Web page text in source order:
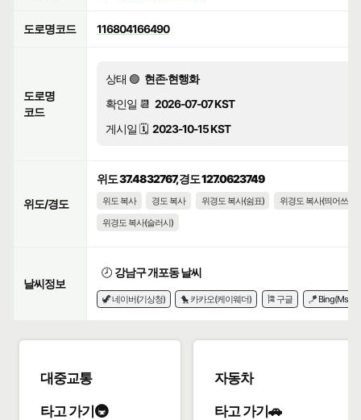
도로명코드 116804166490
도로명
코드
상태 🟢 현존·현행화
확인일 📆 2026-07-07 KST
게시일 🗓️ 2023-10-15 KST
위도/경도
위도 37.4832767, 경도 127.0623749
위도 복사 경도 복사 위경도 복사(쉼표)
위경도 복사(띄어쓰기)
위경도 복사(슬러시)
날씨정보
🕗 강남구 개포동 날씨
🦖 네이버(기상청) 🐤 카카오(케이웨더) 🎏 구글 🪁 Bing(Msn)
대중교통
타고 가기🚇
자동차
타고 가기🚗